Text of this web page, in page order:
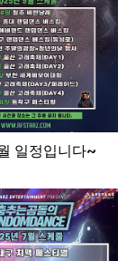
일정입니다~